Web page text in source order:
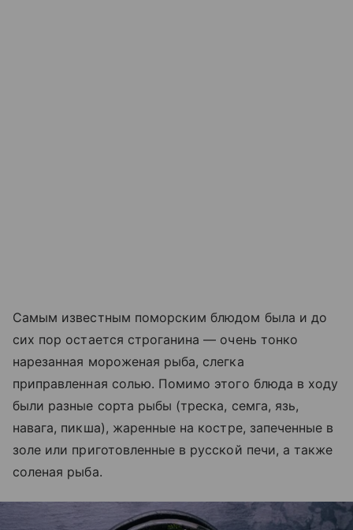
Самым известным поморским блюдом была и до
сих пор остается строганина — очень тонко
нарезанная мороженая рыба, слегка
приправленная солью. Помимо этого блюда в ходу
были разные сорта рыбы (треска, семга, язь,
навага, пикша), жаренные на костре, запеченные в
золе или приготовленные в русской печи, а также
соленая рыба.